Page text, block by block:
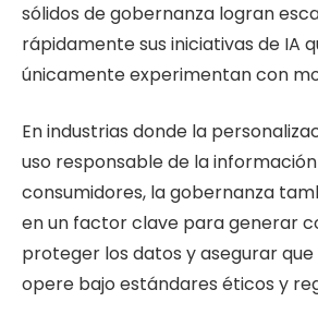
sólidos de gobernanza logran
rápidamente sus iniciativas de IA
únicamente experimentan con
En industrias donde la
uso responsable de la
consumidores, la gobernanza
en un factor clave para generar
proteger los datos y asegurar
opere bajo estándares éticos y